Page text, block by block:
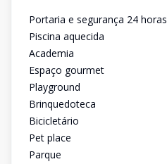
Portaria e segurança 24 horas
Piscina aquecida
Academia
Espaço gourmet
Playground
Brinquedoteca
Bicicletário
Pet place
Parque